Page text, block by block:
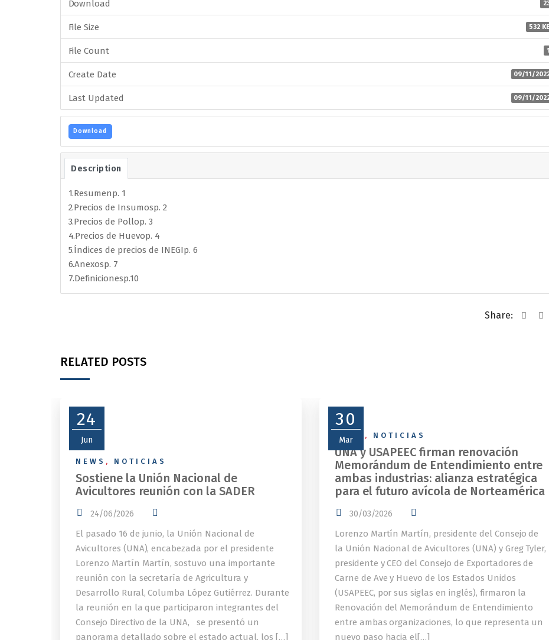
Download
File Size 532
File Count 1
Create Date 09/11/
Last Updated 09/11/
Download
Description
1.Resumenp. 1
2.Precios de Insumosp. 2
3.Precios de Pollop. 3
4.Precios de Huevop. 4
5.Índices de precios de INEGIp. 6
6.Anexosp. 7
7.Definicionesp.10
Share:
RELATED POSTS
24
Jun
NEWS , NOTICIAS
Sostiene la Unión Nacional de
Avicultores reunión con la SADER
24/06/2026
El pasado 16 de junio, la Unión Nacional de
Avicultores (UNA), encabezada por el presidente
Lorenzo Martín Martín, sostuvo una importante
reunión con la secretaría de Agricultura y
Desarrollo Rural, Columba López Gutiérrez. Durante
la reunión en la que participaron integrantes del
Consejo Directivo de la UNA, se presentó un
panorama detallado sobre el estado actual, los […]
30
Mar
NEWS , NOTICIAS
UNA y USAPEEC firman renovación
Memorándum de Entendimiento entre
ambas industrias: alianza estratégica
para el futuro avícola de Norteamérica
30/03/2026
Lorenzo Martín Martín, presidente del Consejo de
la Unión Nacional de Avicultores (UNA) y Greg Tyler,
presidente y CEO del Consejo de Exportadores de
Carne de Ave y Huevo de los Estados Unidos
(USAPEEC, por sus siglas en inglés), firmaron la
Renovación del Memorándum de Entendimiento
entre ambas organizaciones, lo que representa un
nuevo paso hacia el[…]